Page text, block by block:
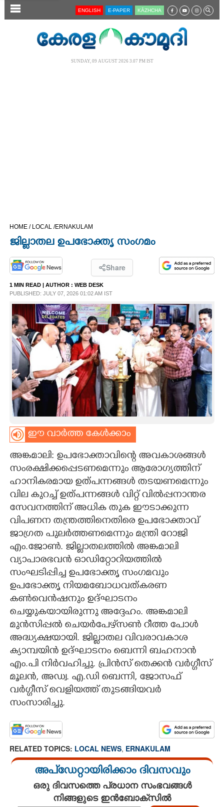
SECTIONS
OPINION
PHOTOS
LIFESTYLE
SPIRITUAL
INFO+
ART
ASTRO
CARTOONS
LITERATURE
ZOOM
CONTACT US
ENGLISH E-PAPER KĀZHCHA
SUNDAY, 09 AUGUST 2026 3.07 PM IST
HOME / LOCAL /ERNAKULAM
ജില്ലാതല ഉപഭോക്തൃ സംഗമം
Share
1 MIN READ | AUTHOR : WEB DESK
PUBLISHED: JULY 07, 2026 01:02 AM IST
ഈ വാർത്ത കേൾക്കാം
അങ്കമാലി: ഉപഭോക്താവിന്റെ അവകാശങ്ങൾ
സംരക്ഷിക്കപ്പെടണമെന്നും ആരോഗ്യത്തിന്
ഹാനികരമായ ഉത്പന്നങ്ങൾ തടയണമെന്നും
വില കുറച്ച് ഉത്പന്നങ്ങൾ വിറ്റ് വിൽപ്പനാന്തര
സേവനത്തിന് അധിക തുക ഈടാക്കുന്ന
വിപണന തന്ത്രത്തിനെതിരെ ഉപഭോക്താവ്
ജാഗ്രത പുലർത്തണമെന്നും മന്ത്രി റോജി
എം.ജോൺ. ജില്ലാതലത്തിൽ അങ്കമാലി
വ്യാപാരഭവൻ ഓഡിറ്റോറിയത്തിൽ
സംഘടിപ്പിച്ച ഉപഭോക്തൃ സംഗമവും
ഉപഭോക്തൃ നിയമബോധവത്കരണ
കൺവെൻഷനും ഉദ്ഘാടനം
ചെയ്യുകയായിരുന്നു അദ്ദേഹം. അങ്കമാലി
മുൻസിപ്പൽ ചെയർപേഴ്‌സൺ റീത്ത പോൾ
അദ്ധ്യക്ഷയായി. ജില്ലാതല വിവരാവകാശ
ക്യാമ്പയിൻ ഉദ്ഘാടനം ബെന്നി ബഹനാൻ
എം.പി നിർവഹിച്ചു. പ്രിൻസ് തെക്കൻ വർഗ്ഗീസ്
മൂലൻ, അഡ്വ. എ.ഡി ബെന്നി, ജോസഫ്
വർഗ്ഗീസ് വെളിയത്ത് തുടങ്ങിയവർ
സംസാരിച്ചു.
RELATED TOPICS: LOCAL NEWS, ERNAKULAM
അപ്ഡേറ്റായിരിക്കാം ദിവസവും
ഒരു ദിവസത്തെ പ്രധാന സംഭവങ്ങൾ
നിങ്ങളുടെ ഇൻബോക്സിൽ